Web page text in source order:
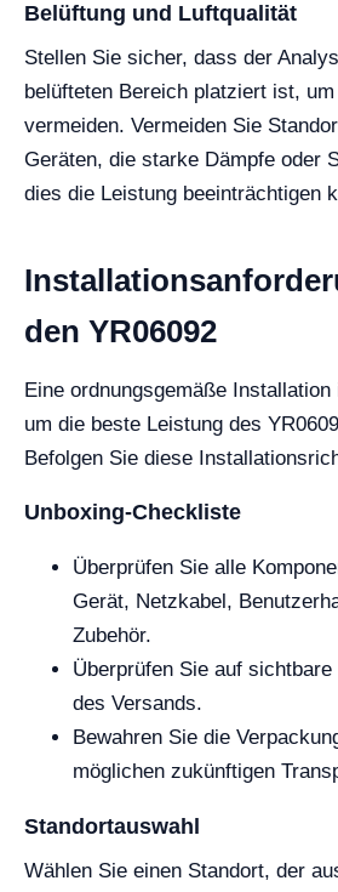
Belüftung und Luftqualität
Stellen Sie sicher, dass der
belüfteten Bereich platziert ist,
vermeiden. Vermeiden Sie
Geräten, die starke Dämpfe oder
dies die Leistung beeinträchtigen
den YR06092
Eine ordnungsgemäße
um die beste Leistung des
Befolgen Sie diese
Unboxing-Checkliste
Überprüfen Sie alle
Gerät, Netzkabel,
Zubehör.
Überprüfen Sie auf
des Versands.
Bewahren Sie die
möglichen zukünftigen
Standortauswahl
Wählen Sie einen Standort, der